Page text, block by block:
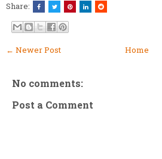
Share:
← Newer Post Home
No comments:
Post a Comment